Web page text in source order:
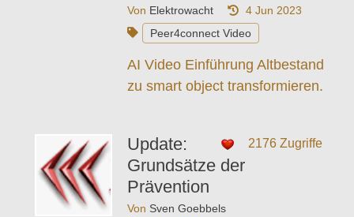
Von Elektrowacht
4 Jun 2023
Peer4connect Video
AI Video Einführung Altbestand
zu smart object transformieren.
2176 Zugriffe
Update:
Grundsätze der
Prävention
Von Sven Goebbels